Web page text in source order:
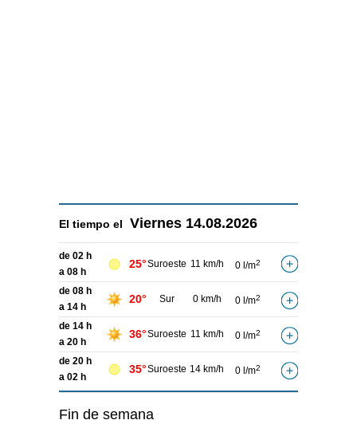
El tiempo el Viernes 14.08.2026
de 02 h
a 08 h
25°Suroeste 11 km/h 0 l/m2
de 08 h
a 14 h
20° Sur 0 km/h 0 l/m2
de 14 h
a 20 h
36°Suroeste 11 km/h 0 l/m2
de 20 h
a 02 h
35°Suroeste 14 km/h 0 l/m2
Fin de semana